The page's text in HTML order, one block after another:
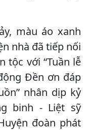
màu áo xanh
nhà đã tiếp nối
tộc với “Tuần lễ
Đền ơn đáp
nhân dịp kỷ
binh - Liệt sỹ
đoàn phát